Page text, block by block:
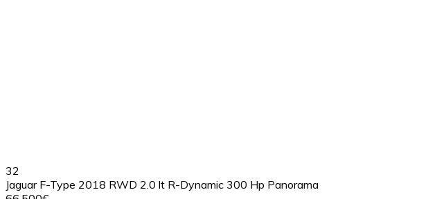
32
Jaguar F-Type 2018 RWD 2.0 lt R-Dynamic 300 Hp Panorama